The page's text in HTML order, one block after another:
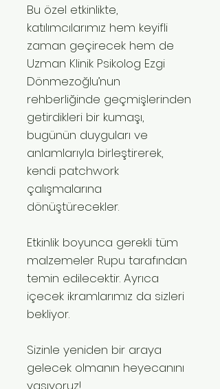
Bu özel etkinlikte,
katılımcılarımız hem keyifli
zaman geçirecek hem de
Uzman Klinik Psikolog Ezgi
Dönmezoğlu’nun
rehberliğinde geçmişlerinden
getirdikleri bir kumaşı,
bugünün duyguları ve
anlamlarıyla birleştirerek,
kendi patchwork
çalışmalarına
dönüştürecekler.
Etkinlik boyunca gerekli tüm
malzemeler Rupu tarafından
temin edilecektir. Ayrıca
içecek ikramlarımız da sizleri
bekliyor.
Sizinle yeniden bir araya
gelecek olmanın heyecanını
yaşıyoruz!